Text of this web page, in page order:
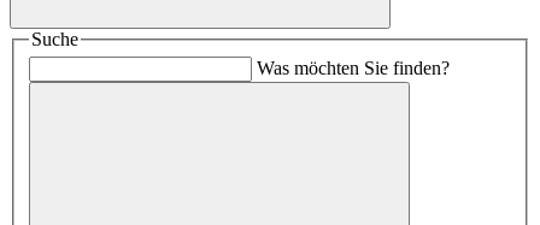
Suche
Was möchten Sie finden?